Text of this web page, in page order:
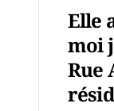
Elle
moi
Rue